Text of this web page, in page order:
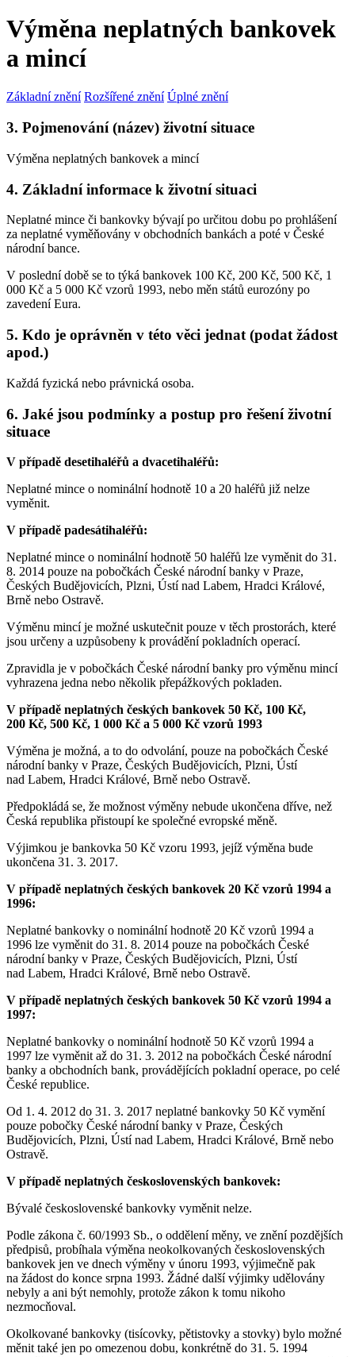
Výměna neplatných bankovek
a mincí
Základní znění Rozšířené znění Úplné znění
3. Pojmenování (název) životní situace
Výměna neplatných bankovek a mincí
4. Základní informace k životní situaci
Neplatné mince či bankovky bývají po určitou dobu po prohlášení
za neplatné vyměňovány v obchodních bankách a poté v České
národní bance.
V poslední době se to týká bankovek 100 Kč, 200 Kč, 500 Kč, 1
000 Kč a 5 000 Kč vzorů 1993, nebo měn států eurozóny po
zavedení Eura.
5. Kdo je oprávněn v této věci jednat (podat žádost
apod.)
Každá fyzická nebo právnická osoba.
6. Jaké jsou podmínky a postup pro řešení životní
situace
V případě desetihaléřů a dvacetihaléřů:
Neplatné mince o nominální hodnotě 10 a 20 haléřů již nelze
vyměnit.
V případě padesátihaléřů:
Neplatné mince o nominální hodnotě 50 haléřů lze vyměnit do 31.
8. 2014 pouze na pobočkách České národní banky v Praze,
Českých Budějovicích, Plzni, Ústí nad Labem, Hradci Králové,
Brně nebo Ostravě.
Výměnu mincí je možné uskutečnit pouze v těch prostorách, které
jsou určeny a uzpůsobeny k provádění pokladních operací.
Zpravidla je v pobočkách České národní banky pro výměnu mincí
vyhrazena jedna nebo několik přepážkových pokladen.
V případě neplatných českých bankovek 50 Kč, 100 Kč,
200 Kč, 500 Kč, 1 000 Kč a 5 000 Kč vzorů 1993
Výměna je možná, a to do odvolání, pouze na pobočkách České
národní banky v Praze, Českých Budějovicích, Plzni, Ústí
nad Labem, Hradci Králové, Brně nebo Ostravě.
Předpokládá se, že možnost výměny nebude ukončena dříve, než
Česká republika přistoupí ke společné evropské měně.
Výjimkou je bankovka 50 Kč vzoru 1993, jejíž výměna bude
ukončena 31. 3. 2017.
V případě neplatných českých bankovek 20 Kč vzorů 1994 a
1996:
Neplatné bankovky o nominální hodnotě 20 Kč vzorů 1994 a
1996 lze vyměnit do 31. 8. 2014 pouze na pobočkách České
národní banky v Praze, Českých Budějovicích, Plzni, Ústí
nad Labem, Hradci Králové, Brně nebo Ostravě.
V případě neplatných českých bankovek 50 Kč vzorů 1994 a
1997:
Neplatné bankovky o nominální hodnotě 50 Kč vzorů 1994 a
1997 lze vyměnit až do 31. 3. 2012 na pobočkách České národní
banky a obchodních bank, provádějících pokladní operace, po celé
České republice.
Od 1. 4. 2012 do 31. 3. 2017 neplatné bankovky 50 Kč vymění
pouze pobočky České národní banky v Praze, Českých
Budějovicích, Plzni, Ústí nad Labem, Hradci Králové, Brně nebo
Ostravě.
V případě neplatných československých bankovek:
Bývalé československé bankovky vyměnit nelze.
Podle zákona č. 60/1993 Sb., o oddělení měny, ve znění pozdějších
předpisů, probíhala výměna neokolkovaných československých
bankovek jen ve dnech výměny v únoru 1993, výjimečně pak
na žádost do konce srpna 1993. Žádné další výjimky udělovány
nebyly a ani být nemohly, protože zákon k tomu nikoho
nezmocňoval.
Okolkované bankovky (tisícovky, pětistovky a stovky) bylo možné
měnit také jen po omezenou dobu, konkrétně do 31. 5. 1994